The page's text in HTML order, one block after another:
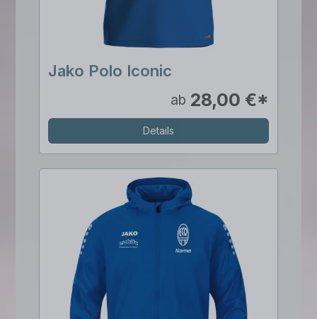
Jako Polo Iconic
ab 28,00 €*
Details